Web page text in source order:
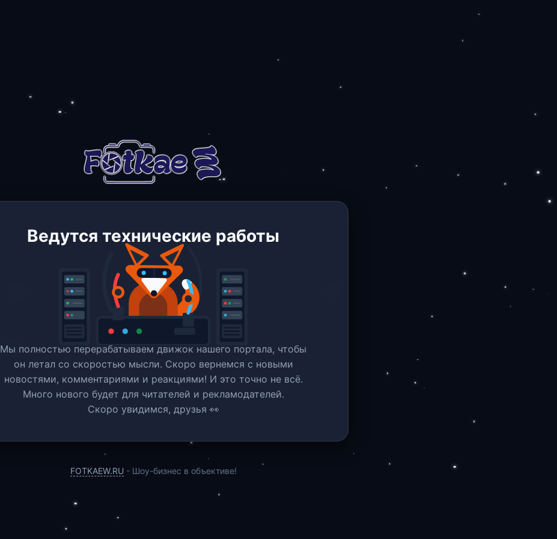
Ведутся технические работы
Мы полностью перерабатываем движок нашего портала, чтобы
он летал со скоростью мысли. Скоро вернемся c новыми
новостями, комментариями и реакциями! И это точно не всё.
Много нового будет для читателей и рекламодателей.
Скоро увидимся, друзья 👀
FOTKAEW.RU - Шоу-бизнес в объективе!